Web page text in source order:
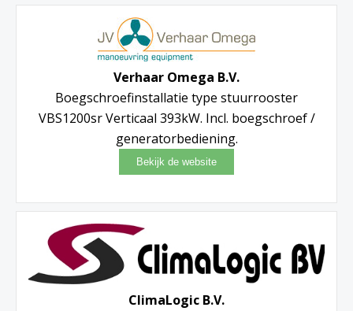
Verhaar Omega B.V.
Boegschroefinstallatie type stuurrooster
VBS1200sr Verticaal 393kW. Incl. boegschroef /
generatorbediening.
ClimaLogic B.V.